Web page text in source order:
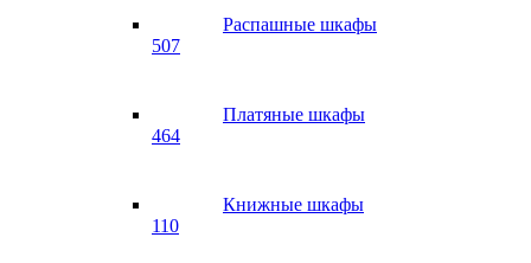
Распашные шкафы
507
Платяные шкафы
464
Книжные шкафы
110